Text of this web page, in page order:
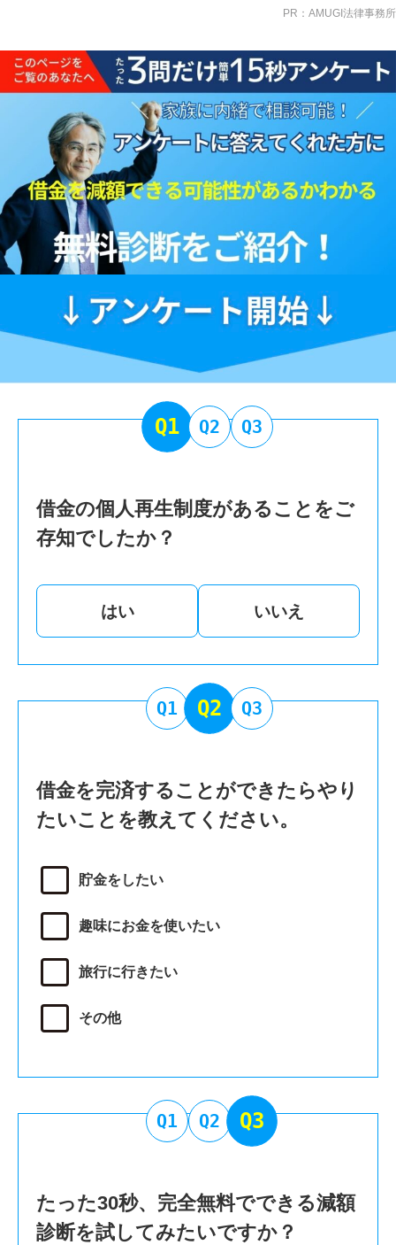
PR：AMUGI法律事務所
Q1 Q2 Q3
借金の個人再生制度があることをご
存知でしたか？
はい いいえ
Q1 Q2 Q3
借金を完済することができたらやり
たいことを教えてください。
貯金をしたい
趣味にお金を使いたい
旅行に行きたい
その他
Q1 Q2 Q3
たった30秒、完全無料でできる減額
診断を試してみたいですか？